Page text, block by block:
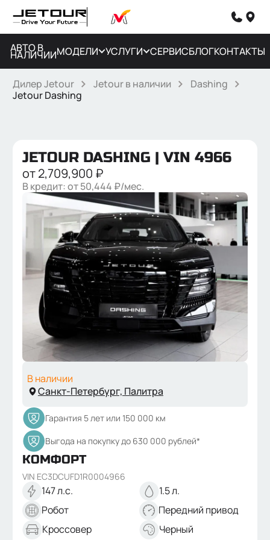
АВТО В
НАЛИЧИИМОДЕЛИ УСЛУГИ СЕРВИСБЛОГКОНТАКТЫ
Дилер Jetour Jetour в наличии
Dashing
Jetour Dashing
JETOUR DASHING | VIN 4966
от2,709,900 ₽
В кредит: от50,444 ₽/мес.
В наличии
Санкт-Петербург, Палитра
Гарантия 5 лет или 150 000 км
Выгода на покупку до 630 000 рублей*
КОМФОРТ
VIN EC3DCUFD1R0004966
147л.с. 1.5л.
Робот
Передний привод
Кроссовер
Черный